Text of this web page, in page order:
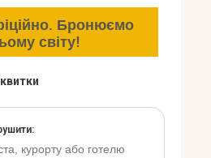
Бронюємо
світу!